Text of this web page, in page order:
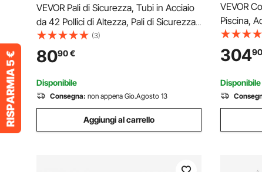
VEVOR Pali di Sicurezza, Tubi in Acciaio
da 42 Pollici di Altezza, Pali di Sicurezza
per Tubi in Acciaio da 5,5 Pollici di
Diametro in Acciaio Giallo, Dissuasore di
Sicurezza in Acciaio
(3)
8090€
Disponibile
Consegna: non appena Gio.Agosto 13
Aggiungi al carrello
VEVOR
Piscina,
Sicurezza
Copertura
Solida per
Sicurezza
30490
Disponibile